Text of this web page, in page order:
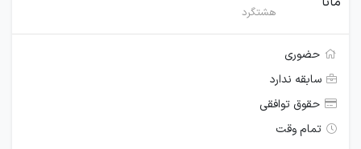
هشتگرد
حضوری
سابقه ندارد
حقوق توافقی
تمام وقت